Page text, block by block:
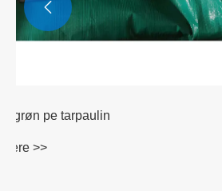
Sølvblå swimmingpool omslag
